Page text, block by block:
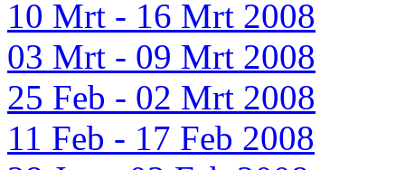
10 Mrt - 16 Mrt 2008
03 Mrt - 09 Mrt 2008
25 Feb - 02 Mrt 2008
11 Feb - 17 Feb 2008